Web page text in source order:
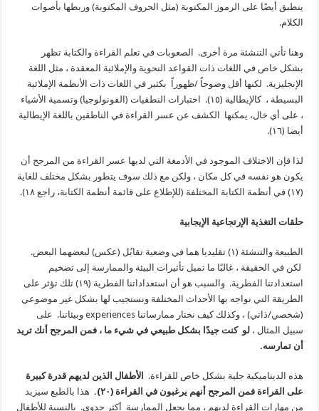
ينطبق أيضًا على الرموز المكتوبة (مثل الحروف المكتوبة) وربطها بأصوات
الكلام.
وهنا تأتي التنشئة مرة أخرى. الصعوبات في تعلم القراءة والكتابة تظهر
بشكل خاص في اللغات ذات القواعد النحوية والإملائية المعقدة ، مثل اللغة
الإنجليزية. لكنها أقل وضوحاُ /ظهوراً بكثير في اللغات ذات الأنظمة الإملائية
البسيطة ، كالإيطالية (١٥). اختبارات النطقيات (الفونولوجيا) وتسمية الأشياء
، على أي خال، يمكنها الكشف عن عسر القراءة في الناطقين باللغة الإيطالية
أيضا (١٦).
لذا فإن الاختلاف الموجود في الأدمغة التي لديها عسر القراءة من المرجح أن
يكون هو نفسه في كل مكان ، ولكن مع ذلك سوف يتطور بشكل مختلف للغاية
(١٧) في أنظمة الكتابة المختلفة (للإطلاع على قائمة أنظمة الكتابة، راجع ١٨).
حلقات التغذية الإرتجاعية الإيجابية
الطبيعة والتنشئة (١) تقليديا هما في وضعية تقابُل (عكس) لبعضهما البعض.
لكن في الحقيقة ، غالبًا ما تميل تأثيرات البيئة والممارسة إلى تضخيم
استعدادتنا الفطرية. والسبب هو أن استعداداتنا الفطرية (١٩) تلك تؤثر على
الطريقة التي نواجه بها الأحداث المختلفة ونستجيب لها بشكل غير موضوعي
(شخصي/ذاتي) ، وكذلك كيف نختار ممارساتنا experiences وبيئاتنا. على
سبيل المثال ،لو كنت جيدًا بشكل طبيعي في شيء ما ، فمن المرجح أنك تريد
أن تمارسه.
هذه الديناميكية جلية بشكل خاص للقراءة.
الأطفال الذين لديهم قدرة كبيرة
على القراءة فمن المرجح أنهم يرغبون في القراءة (٢٠).
هذا بالطبع سيزيد
من مهارات القراءة لديهم ، مما يجعل الممارسة أكثر جدوى. بالنسبة للأطفال